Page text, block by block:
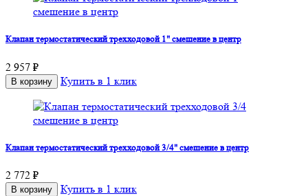
Клапан термостатический трехходовой 1" смешение в центр
2 957 ₽
В корзину Купить в 1 клик
Клапан термостатический трехходовой 3/4" смешение в центр
2 772 ₽
В корзину Купить в 1 клик